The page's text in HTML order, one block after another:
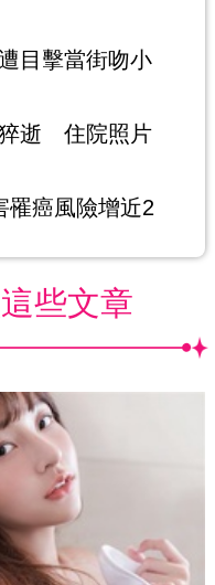
目擊當街吻小
猝逝 住院照片
癌風險增近2
些文章